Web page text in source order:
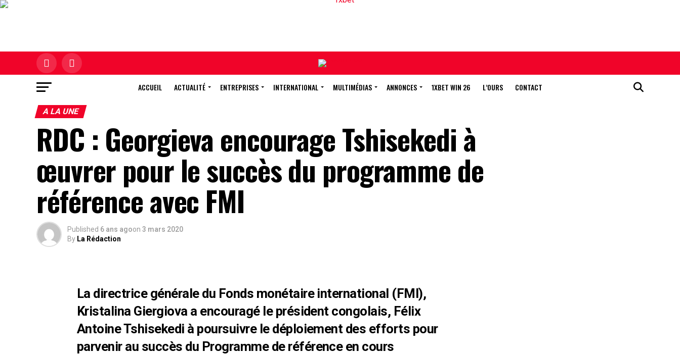
ACCUEIL ACTUALITÉ ENTREPRISES INTERNATIONAL MULTIMÉDIAS ANNONCES 1XBET WIN 26 L’OURS CONTACT
A LA UNE
RDC : Georgieva encourage Tshisekedi à
œuvrer pour le succès du programme de
référence avec FMI
Published 6 ans agoon 3 mars 2020
By La Rédaction
La directrice générale du Fonds monétaire international (FMI),
Kristalina Giergiova a encouragé le président congolais, Félix
Antoine Tshisekedi à poursuivre le déploiement des efforts pour
parvenir au succès du Programme de référence en cours